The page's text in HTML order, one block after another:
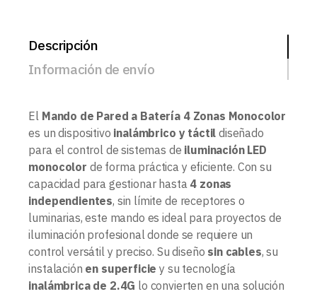
Descripción
Información de envío
El Mando de Pared a Batería 4 Zonas Monocolor
es un dispositivo inalámbrico y táctil diseñado
para el control de sistemas de iluminación LED
monocolor de forma práctica y eficiente. Con su
capacidad para gestionar hasta 4 zonas
independientes, sin límite de receptores o
luminarias, este mando es ideal para proyectos de
iluminación profesional donde se requiere un
control versátil y preciso. Su diseño sin cables, su
instalación en superficie y su tecnología
inalámbrica de 2.4G lo convierten en una solución